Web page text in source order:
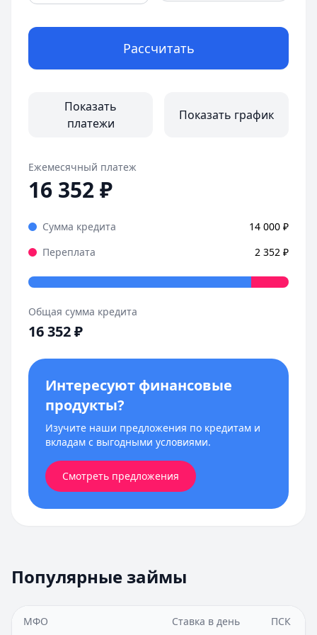
Рассчитать
Показать
платежи
Показать график
Ежемесячный платеж
16 352₽
Сумма кредита 14 000 ₽
Переплата
2 352 ₽
Общая сумма кредита
16 352₽
Интересуют финансовые
продукты?
Изучите наши предложения по кредитам и
вкладам с выгодными условиями.
Смотреть предложения
Популярные займы
МФО Ставка в день ПСК